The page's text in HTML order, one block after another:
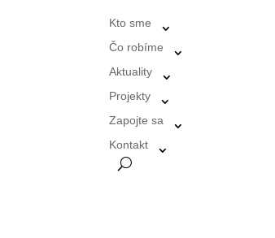
Kto sme
Čo robíme
Aktuality
Projekty
Zapojte sa
Kontakt